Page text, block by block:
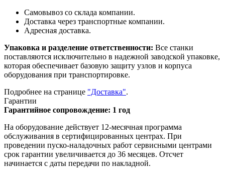
Самовывоз со склада компании.
Доставка через транспортные компании.
Адресная доставка.
Упаковка и разделение ответственности: Все станки
поставляются исключительно в надежной заводской упаковке,
которая обеспечивает базовую защиту узлов и корпуса
оборудования при транспортировке.
Подробнее на странице "Доставка".
Гарантии
Гарантийное сопровождение: 1 год
На оборудование действует 12-месячная программа
обслуживания в сертифицированных центрах. При
проведении пуско-наладочных работ сервисными центрами
срок гарантии увеличивается до 36 месяцев. Отсчет
начинается с даты передачи по накладной.